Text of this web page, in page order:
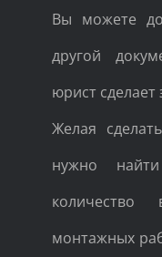
Вы можете
другой
юрист сделает
Желая
нужно
монтажных